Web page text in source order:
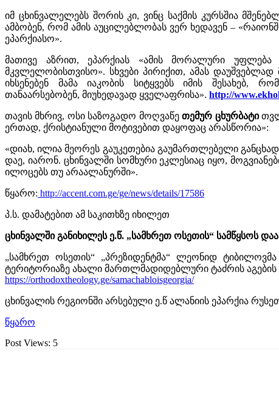
იმ ცხინვალელებს შორის კი, ვინც საქმის კურსშია
ამბობენ, რომ ამის აუცილებლობას ვერ ხედავენ –
ეპარქიასო».
მათივე აზრით, ეპარქიას «ამის მორალური
მკვლელობისთვისო». სხვები პირიქით, ამას დაუშვებლად
იხსენებენ მამა იაკობის სიტყვებს იმის
თანაარსებობენ, მიუხედავად ყველაფრისა». http://
თავის მხრივ, ოსი საზოგადო მოღვაწეთემურ ცხურბატი
ერთად, ქრისტიანული მოტივებით დაყოფაც არასწორია»:
«დიახ, ილია მეორეს გაუკეთებია გაუმართლებელი
დაე, იარონ. ცხინვალში სომხური ეკლესიაც იყო,
ილოცებს თუ არაალანურში».
წყარო: http://accent.com.ge/ge/news/details/17586
პ.ს. დამატებით ამ საკითხზე იხილეთ
ცხინვალში განიხილეს ე.წ. „სამხრეთ ოსეთის“ სამწყსოს
„სამხრეთ ოსეთის“ „პრეზიდენტმა“ ლეონიდ
ტერიტორიაზე ახალი მართლმადიდებლური ტაძრის
https://orthodoxtheology.ge/samachabloisgeorgia/
ცხინვალის რეგიონში არსებული ე.წ ალანიის ეპარქია
წყარო
Post Views: 5